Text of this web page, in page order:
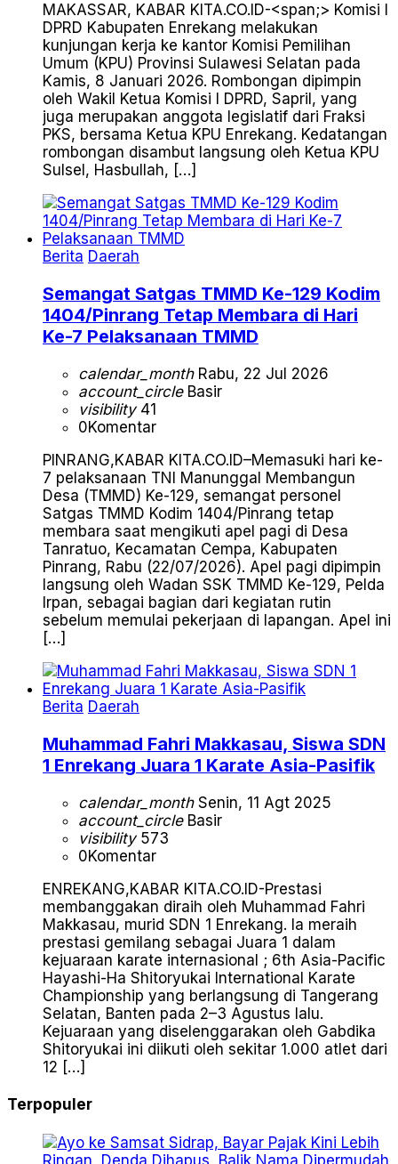
MAKASSAR, KABAR KITA.CO.ID-<span;> Komisi I
DPRD Kabupaten Enrekang melakukan
kunjungan kerja ke kantor Komisi Pemilihan
Umum (KPU) Provinsi Sulawesi Selatan pada
Kamis, 8 Januari 2026. Rombongan dipimpin
oleh Wakil Ketua Komisi I DPRD, Sapril, yang
juga merupakan anggota legislatif dari Fraksi
PKS, bersama Ketua KPU Enrekang. Kedatangan
rombongan disambut langsung oleh Ketua KPU
Sulsel, Hasbullah, […]
Berita Daerah
Semangat Satgas TMMD Ke-129 Kodim
1404/Pinrang Tetap Membara di Hari
Ke-7 Pelaksanaan TMMD
calendar_monthRabu, 22 Jul 2026
account_circleBasir
visibility41
0Komentar
PINRANG,KABAR KITA.CO.ID–Memasuki hari ke-
7 pelaksanaan TNI Manunggal Membangun
Desa (TMMD) Ke-129, semangat personel
Satgas TMMD Kodim 1404/Pinrang tetap
membara saat mengikuti apel pagi di Desa
Tanratuo, Kecamatan Cempa, Kabupaten
Pinrang, Rabu (22/07/2026). Apel pagi dipimpin
langsung oleh Wadan SSK TMMD Ke-129, Pelda
Irpan, sebagai bagian dari kegiatan rutin
sebelum memulai pekerjaan di lapangan. Apel ini
[…]
Berita Daerah
Muhammad Fahri Makkasau, Siswa SDN
1 Enrekang Juara 1 Karate Asia-Pasifik
calendar_monthSenin, 11 Agt 2025
account_circleBasir
visibility573
0Komentar
ENREKANG,KABAR KITA.CO.ID-Prestasi
membanggakan diraih oleh Muhammad Fahri
Makkasau, murid SDN 1 Enrekang. Ia meraih
prestasi gemilang sebagai Juara 1 dalam
kejuaraan karate internasional ; 6th Asia-Pacific
Hayashi-Ha Shitoryukai International Karate
Championship yang berlangsung di Tangerang
Selatan, Banten pada 2–3 Agustus lalu.
Kejuaraan yang diselenggarakan oleh Gabdika
Shitoryukai ini diikuti oleh sekitar 1.000 atlet dari
12 […]
Terpopuler